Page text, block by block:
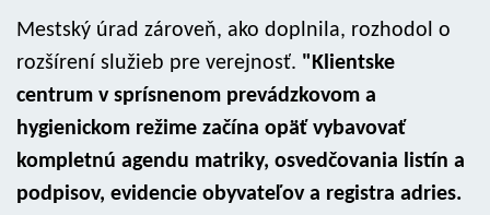
Mestský úrad zároveň, ako doplnila, rozhodol o
rozšírení služieb pre verejnosť. "Klientske
centrum v sprísnenom prevádzkovom a
hygienickom režime začína opäť vybavovať
kompletnú agendu matriky, osvedčovania listín a
podpisov, evidencie obyvateľov a registra adries.